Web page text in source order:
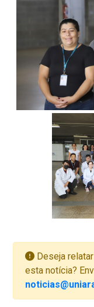
Deseja
esta notícia?